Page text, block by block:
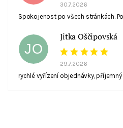
30.7.2026
Spokojenost po všech stránkách.
JO
Jitka Oščipovská
29.7.2026
rychlé vyřízení objednávky,